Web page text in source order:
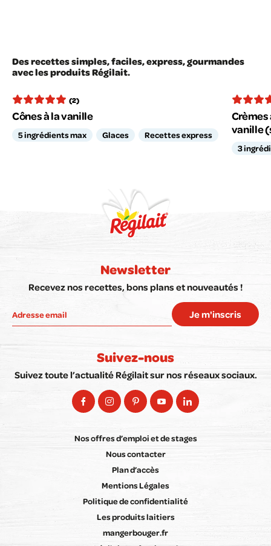
Des recettes simples, faciles, express, gourmandes
avec les produits Régilait.
(2)
Cônes à la vanille
5 ingrédients max Glaces Recettes express
Crèmes
vanille
3
Newsletter
Recevez nos recettes, bons plans et nouveautés !
Je m'inscris
Suivez-nous
Suivez toute l’actualité Régilait sur nos réseaux sociaux.
Nos offres d’emploi et de stages
Nous contacter
Plan d’accès
Mentions Légales
Politique de confidentialité
Les produits laitiers
mangerbouger.fr